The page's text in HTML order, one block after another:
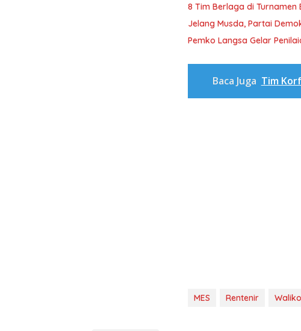
8 Tim Berlaga di Turnamen
Jelang Musda, Partai
Pemko Langsa Gelar
Baca Juga Tim
MES Rentenir